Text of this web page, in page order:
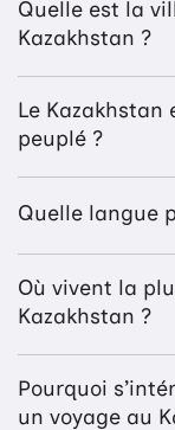
Quelle est la
Kazakhstan ?
Le
peuplé ?
Quelle langue
Où vivent la
Kazakhstan ?
Pourquoi
un voyage au